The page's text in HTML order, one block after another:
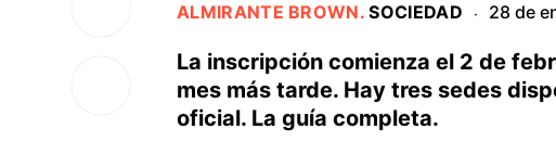
ALMIRANTE BROWN.SOCIEDAD · 28 de
La inscripción comienza el 2 de
mes más tarde. Hay tres sedes
oficial. La guía completa.